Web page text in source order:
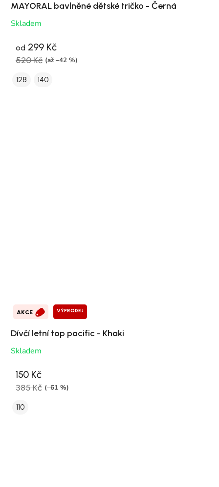
MAYORAL bavlněné dětské tričko - Černá
Skladem
od 299 Kč
520 Kč (až –42 %)
128 140
AKCE VÝPRODEJ
Dívčí letní top pacific - Khaki
Skladem
150 Kč
385 Kč (–61 %)
110